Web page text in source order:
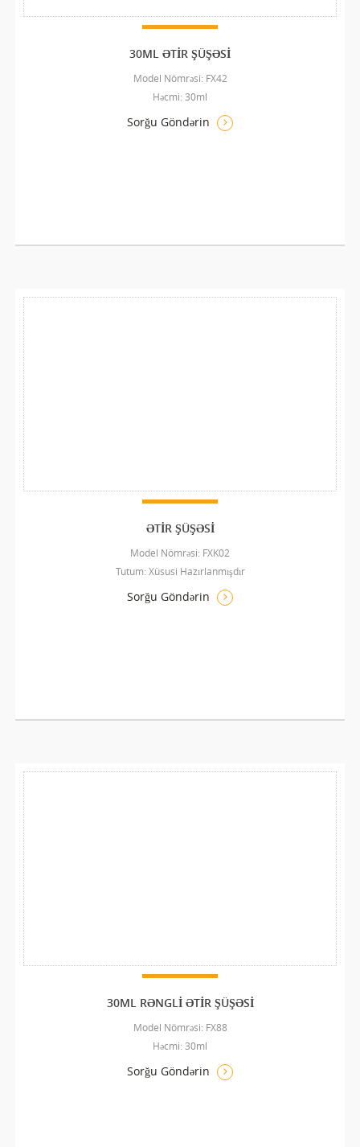
30ML ƏTIR ŞÜŞƏSI
Model Nömrəsi: FX42
Həcmi: 30ml
Sorğu Göndərin
ƏTIR ŞÜŞƏSI
Model Nömrəsi: FXK02
Tutum: Xüsusi Hazırlanmışdır
Sorğu Göndərin
30ML RƏNGLI ƏTIR ŞÜŞƏSI
Model Nömrəsi: FX88
Həcmi: 30ml
Sorğu Göndərin